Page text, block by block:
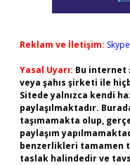
Reklam ve İletişim:
Yasal Uyarı: Bu internet
veya şahıs şirketi ile
Sitede yalnızca kendi
paylaşılmaktadır.
taşımamakta olup,
paylaşım
benzerlikleri tamamen
taslak halindedir ve